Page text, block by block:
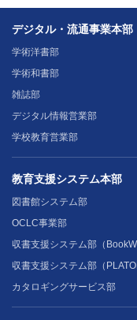
デジタル・流通事業本部
学術洋書部
学術和書部
雑誌部
デジタル情報営業部
学校教育営業部
教育支援システム本部
図書館システム部
OCLC事業部
収書支援システム部（
収書支援システム部（
カタロギングサービス部